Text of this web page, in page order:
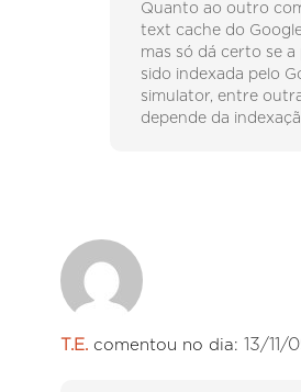
Quanto ao outro
text cache do
mas só dá certo se a
sido indexada pelo
simulator, entre
depende da
T.E. comentou no dia: 13/11/